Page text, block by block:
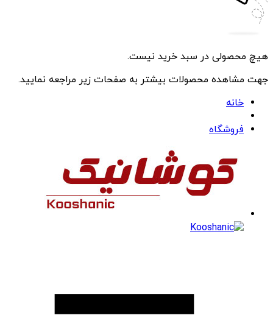
هیچ محصولی در سبد خرید نیست.
جهت مشاهده محصولات بیشتر به صفحات زیر مراجعه نمایید.
خانه
فروشگاه